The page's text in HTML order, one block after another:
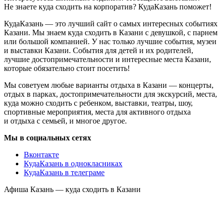
Не знаете куда сходить на корпоратив? КудаКазань поможет!
КудаКазань — это лучший сайт о самых интересных событиях
Казани. Мы знаем куда сходить в Казани с девушкой, с парнем
или большой компанией. У нас только лучшие события, музеи
и выставки Казани. События для детей и их родителей,
лучшие достопримечательности и интересные места Казани,
которые обязательно стоит посетить!
Мы советуем любые варианты отдыха в Казани — концерты,
отдых в парках, достопримечательности для экскурсий, места,
куда можно сходить с ребенком, выставки, театры, шоу,
спортивные мероприятия, места для активного отдыха
и отдыха с семьей, и многое другое.
Мы в социальных сетях
Вконтакте
КудаКазань в однокласниках
КудаКазань в телеграме
Афиша Казань — куда сходить в Казани